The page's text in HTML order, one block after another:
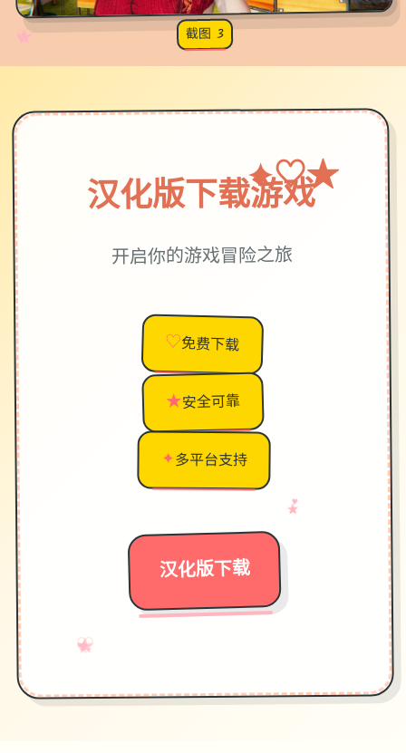
✧
♡
★
♥ 截图 3
汉化版下载游戏
✦♡★
开启你的游戏冒险之旅
♡免费下载
★安全可靠
✦多平台支持
汉化版下载
→
♥
★
✧
♡
★
♥
→
✦